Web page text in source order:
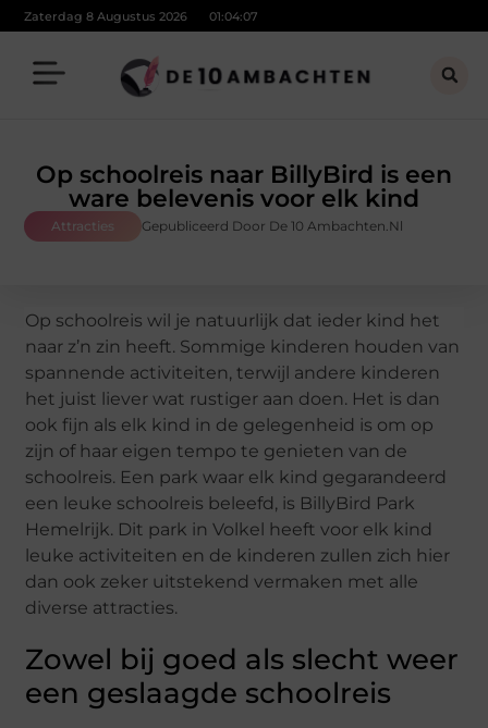
Zaterdag 8 Augustus 2026 01:04:07
Op schoolreis naar BillyBird is een
ware belevenis voor elk kind
Attracties Gepubliceerd Door De 10 Ambachten.nl
Op schoolreis wil je natuurlijk dat ieder kind het
naar z’n zin heeft. Sommige kinderen houden van
spannende activiteiten, terwijl andere kinderen
het juist liever wat rustiger aan doen. Het is dan
ook fijn als elk kind in de gelegenheid is om op
zijn of haar eigen tempo te genieten van de
schoolreis. Een park waar elk kind gegarandeerd
een leuke schoolreis beleefd, is BillyBird Park
Hemelrijk. Dit park in Volkel heeft voor elk kind
leuke activiteiten en de kinderen zullen zich hier
dan ook zeker uitstekend vermaken met alle
diverse attracties.
Zowel bij goed als slecht weer
een geslaagde schoolreis